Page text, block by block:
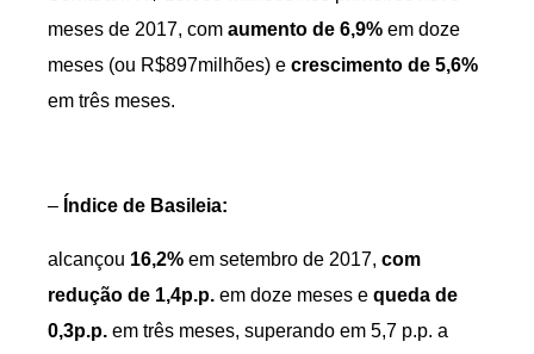
meses de 2017, com aumento de 6,9% em doze
meses (ou R$897milhões) e crescimento de 5,6%
em três meses.
– Índice de Basileia:
alcançou 16,2% em setembro de 2017, com
redução de 1,4p.p. em doze meses e queda de
0,3p.p. em três meses, superando em 5,7 p.p. a